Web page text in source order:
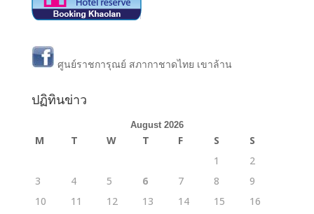
ศูนย์ราชการุณย์ สภากาชาดไทย เขาล้าน
ปฏิทินข่าว
August 2026
M T W T F S
S
1
2
3
4 5 6 7 8
9
10
11 12 13 14 15
16